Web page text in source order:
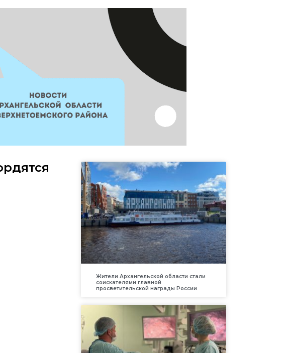
Жители Архангельской области стали
соискателями главной
просветительской награды России